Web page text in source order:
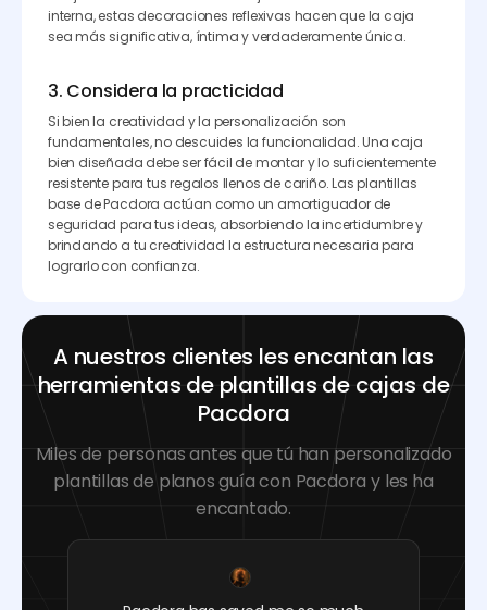
interna, estas decoraciones reflexivas hacen que la caja
sea más significativa, íntima y verdaderamente única.
3. Considera la practicidad
Si bien la creatividad y la personalización son
fundamentales, no descuides la funcionalidad. Una caja
bien diseñada debe ser fácil de montar y lo suficientemente
resistente para tus regalos llenos de cariño. Las plantillas
base de Pacdora actúan como un amortiguador de
seguridad para tus ideas, absorbiendo la incertidumbre y
brindando a tu creatividad la estructura necesaria para
lograrlo con confianza.
A nuestros clientes les encantan las
herramientas de plantillas de cajas de
Pacdora
Miles de personas antes que tú han personalizado
plantillas de planos guía con Pacdora y les ha
encantado.